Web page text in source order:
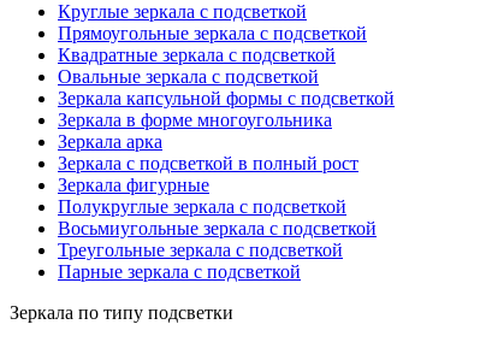
Круглые зеркала с подсветкой
Прямоугольные зеркала с подсветкой
Квадратные зеркала с подсветкой
Овальные зеркала с подсветкой
Зеркала капсульной формы с подсветкой
Зеркала в форме многоугольника
Зеркала арка
Зеркала с подсветкой в полный рост
Зеркала фигурные
Полукруглые зеркала с подсветкой
Восьмиугольные зеркала с подсветкой
Треугольные зеркала с подсветкой
Парные зеркала с подсветкой
Зеркала по типу подсветки